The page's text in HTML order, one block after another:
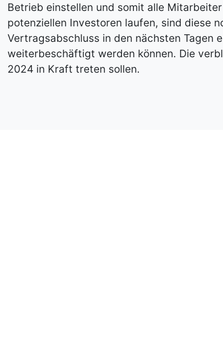
Betrieb einstellen und somit alle
potenziellen Investoren laufen, sind diese
Vertragsabschluss in den nächsten
weiterbeschäftigt werden können. Die
2024 in Kraft treten sollen.